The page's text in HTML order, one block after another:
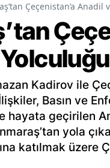
Çeçenistan’a Anadil
Kadirov ile
Basın ve
hayata geçirilen
yola
katılmak üzere